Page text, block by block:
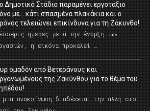
Δημοτικό Στάδιο παραμένει εργοτάξιο
με… κάτι σπασμένα πλακάκια και ο
τελειώνει επικίνδυνα για τη Ζάκυνθο!
ημέρες μετά την έναρξη των
η εικόνα προκαλεί …
ομαδόν από Βετεράνους και
της Ζακύνθου για το θέμα του
μια ανακοίνωση διαδέχεται την άλλη στο